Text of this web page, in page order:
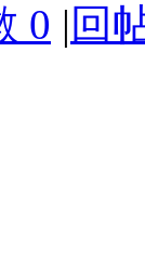
0 | 回